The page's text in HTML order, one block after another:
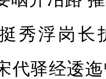
秀浮岗长
代驿经逶